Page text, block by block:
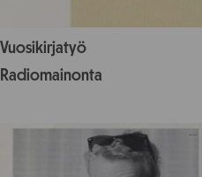
Vuosikirjatyö
Radiomainonta